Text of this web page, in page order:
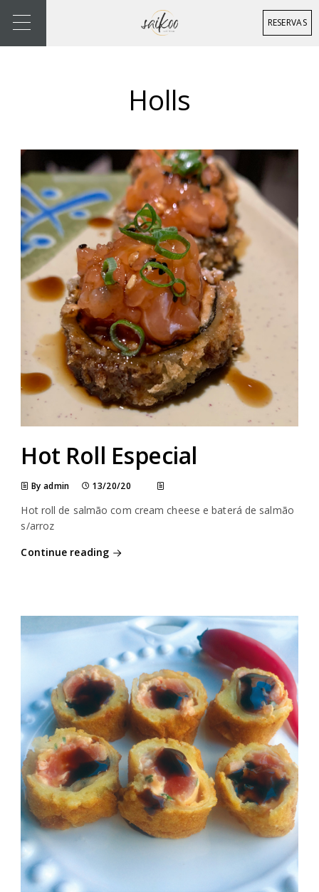
RESERVAS
Holls
Hot Roll Especial
By admin 13/20/20
Hot roll de salmão com cream cheese e baterá de salmão
s/arroz
Continue reading